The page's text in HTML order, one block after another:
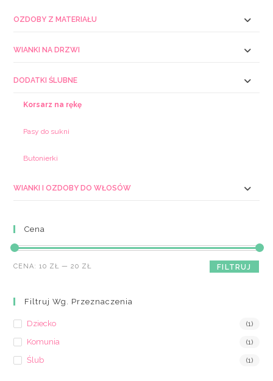
OZDOBY Z MATERIAŁU
WIANKI NA DRZWI
DODATKI ŚLUBNE
Korsarz na rękę
Pasy do sukni
Butonierki
WIANKI I OZDOBY DO WŁOSÓW
Cena
Cena
Cena
FILTRUJ
CENA:10 ZŁ —20 ZŁ
Filtruj Wg. Przeznaczenia
Dziecko (1)
Komunia (1)
Ślub (1)